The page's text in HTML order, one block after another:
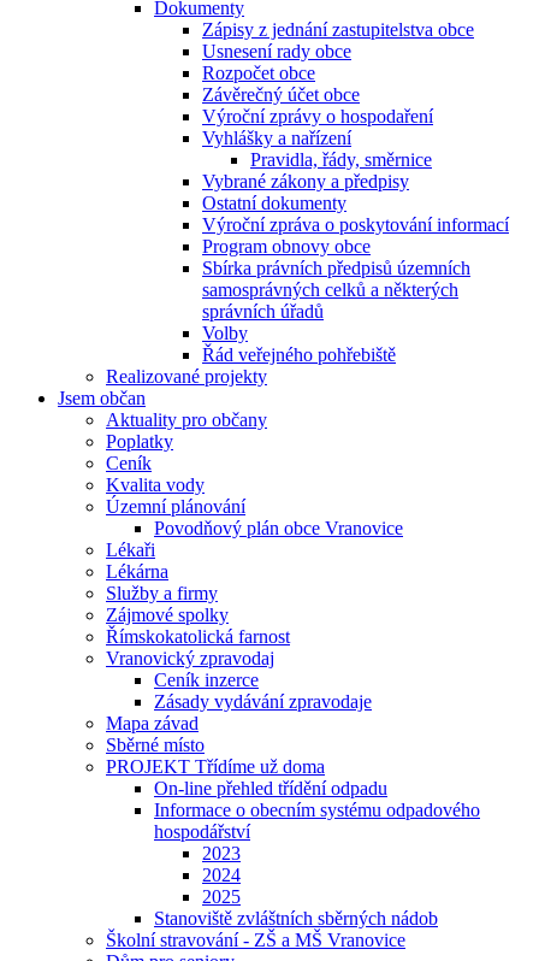
Dokumenty
Zápisy z jednání zastupitelstva obce
Usnesení rady obce
Rozpočet obce
Závěrečný účet obce
Výroční zprávy o hospodaření
Vyhlášky a nařízení
Pravidla, řády, směrnice
Vybrané zákony a předpisy
Ostatní dokumenty
Výroční zpráva o poskytování informací
Program obnovy obce
Sbírka právních předpisů územních
samosprávných celků a některých
správních úřadů
Volby
Řád veřejného pohřebiště
Realizované projekty
Jsem občan
Aktuality pro občany
Poplatky
Ceník
Kvalita vody
Územní plánování
Povodňový plán obce Vranovice
Lékaři
Lékárna
Služby a firmy
Zájmové spolky
Římskokatolická farnost
Vranovický zpravodaj
Ceník inzerce
Zásady vydávání zpravodaje
Mapa závad
Sběrné místo
PROJEKT Třídíme už doma
On-line přehled třídění odpadu
Informace o obecním systému odpadového
hospodářství
2023
2024
2025
Stanoviště zvláštních sběrných nádob
Školní stravování - ZŠ a MŠ Vranovice